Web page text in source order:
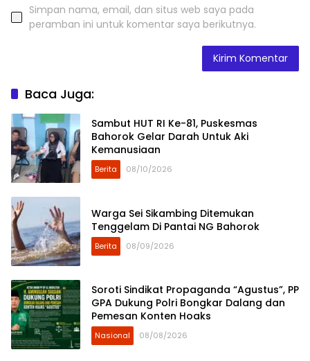
Simpan nama, email, dan situs web saya pada
peramban ini untuk komentar saya berikutnya.
Baca Juga:
Sambut HUT RI Ke-81, Puskesmas
Bahorok Gelar Darah Untuk Aki
Kemanusiaan
Berita 08/10/2026
Warga Sei Sikambing Ditemukan
Tenggelam Di Pantai NG Bahorok
Berita 08/09/2026
Soroti Sindikat Propaganda “Agustus”, PP
GPA Dukung Polri Bongkar Dalang dan
Pemesan Konten Hoaks
Nasional 08/08/2026